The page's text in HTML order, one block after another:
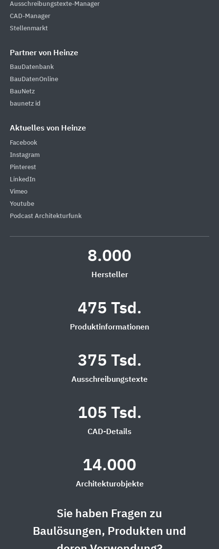
Ausschreibungstexte-Manager
CAD-Manager
Stellenmarkt
Partner von Heinze
BauDatenbank
BauDatenOnline
BauNetz
baunetz id
Aktuelles von Heinze
Facebook
Instagram
Pinterest
LinkedIn
Vimeo
Youtube
Podcast Architekturfunk
8.000
Hersteller
475 Tsd.
Produktinformationen
375 Tsd.
Ausschreibungstexte
105 Tsd.
CAD-Details
14.000
Architekturobjekte
Sie haben Fragen zu
Baulösungen, Produkten und